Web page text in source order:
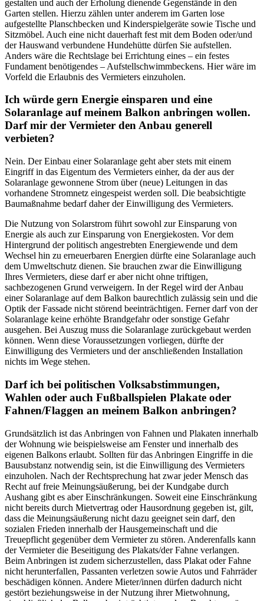
gestalten und auch der Erholung dienende Gegenstände in den
Garten stellen. Hierzu zählen unter anderem im Garten lose
aufgestellte Planschbecken und Kinderspielgeräte sowie Tische und
Sitzmöbel. Auch eine nicht dauerhaft fest mit dem Boden oder/und
der Hauswand verbundene Hundehütte dürfen Sie aufstellen.
Anders wäre die Rechtslage bei Errichtung eines – ein festes
Fundament benötigendes – Aufstellschwimmbeckens. Hier wäre im
Vorfeld die Erlaubnis des Vermieters einzuholen.
Ich würde gern Energie einsparen und eine
Solaranlage auf meinem Balkon anbringen wollen.
Darf mir der Vermieter den Anbau generell
verbieten?
Nein. Der Einbau einer Solaranlage geht aber stets mit einem
Eingriff in das Eigentum des Vermieters einher, da der aus der
Solaranlage gewonnene Strom über (neue) Leitungen in das
vorhandene Stromnetz eingespeist werden soll. Die beabsichtigte
Baumaßnahme bedarf daher der Einwilligung des Vermieters.
Die Nutzung von Solarstrom führt sowohl zur Einsparung von
Energie als auch zur Einsparung von Energiekosten. Vor dem
Hintergrund der politisch angestrebten Energiewende und dem
Wechsel hin zu erneuerbaren Energien dürfte eine Solaranlage auch
dem Umweltschutz dienen. Sie brauchen zwar die Einwilligung
Ihres Vermieters, diese darf er aber nicht ohne triftigen,
sachbezogenen Grund verweigern. In der Regel wird der Anbau
einer Solaranlage auf dem Balkon baurechtlich zulässig sein und die
Optik der Fassade nicht störend beeinträchtigen. Ferner darf von der
Solaranlage keine erhöhte Brandgefahr oder sonstige Gefahr
ausgehen. Bei Auszug muss die Solaranlage zurückgebaut werden
können. Wenn diese Voraussetzungen vorliegen, dürfte der
Einwilligung des Vermieters und der anschließenden Installation
nichts im Wege stehen.
Darf ich bei politischen Volksabstimmungen,
Wahlen oder auch Fußballspielen Plakate oder
Fahnen/Flaggen an meinem Balkon anbringen?
Grundsätzlich ist das Anbringen von Fahnen und Plakaten innerhalb
der Wohnung wie beispielsweise am Fenster und innerhalb des
eigenen Balkons erlaubt. Sollten für das Anbringen Eingriffe in die
Bausubstanz notwendig sein, ist die Einwilligung des Vermieters
einzuholen. Nach der Rechtsprechung hat zwar jeder Mensch das
Recht auf freie Meinungsäußerung, bei der Kundgabe durch
Aushang gibt es aber Einschränkungen. Soweit eine Einschränkung
nicht bereits durch Mietvertrag oder Hausordnung gegeben ist, gilt,
dass die Meinungsäußerung nicht dazu geeignet sein darf, den
sozialen Frieden innerhalb der Hausgemeinschaft und die
Treuepflicht gegenüber dem Vermieter zu stören. Anderenfalls kann
der Vermieter die Beseitigung des Plakats/der Fahne verlangen.
Beim Anbringen ist zudem sicherzustellen, dass Plakat oder Fahne
nicht herunterfallen, Passanten verletzen sowie Autos und Fahrräder
beschädigen können. Andere Mieter/innen dürfen dadurch nicht
gestört beziehungsweise in der Nutzung ihrer Mietwohnung,